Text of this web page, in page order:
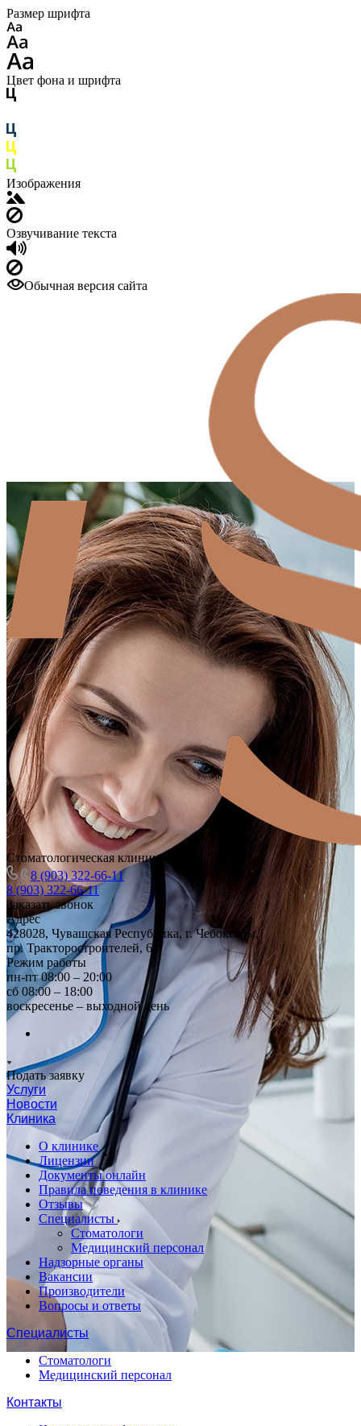
Размер шрифта
Цвет фона и шрифта
Изображения
Озвучивание текста
Обычная версия сайта
Стоматологическая клиника
8 (903) 322-66-11
8 (903) 322-66-11
Заказать звонок
Адрес
428028, Чувашская Республика, г. Чебоксары,
пр. Тракторостроителей, 64
Режим работы
пн-пт 08:00 – 20:00
сб 08:00 – 18:00
воскресенье – выходной день
Подать заявку
Услуги
Новости
Клиника
О клинике
Лицензии
Документы онлайн
Правила поведения в клинике
Отзывы
Специалисты
Стоматологи
Медицинский персонал
Надзорные органы
Вакансии
Производители
Вопросы и ответы
Специалисты
Стоматологи
Медицинский персонал
Контакты